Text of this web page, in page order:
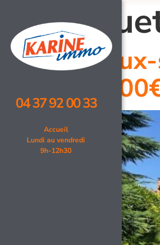
04 37 92 00 33
Accueil
Lundi au vendredi
9h-12h30
650